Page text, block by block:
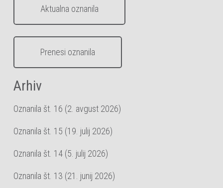
Aktualna oznanila
Prenesi oznanila
Arhiv
Oznanila št. 16 (2. avgust 2026)
Oznanila št. 15 (19. julij 2026)
Oznanila št. 14 (5. julij 2026)
Oznanila št. 13 (21. junij 2026)